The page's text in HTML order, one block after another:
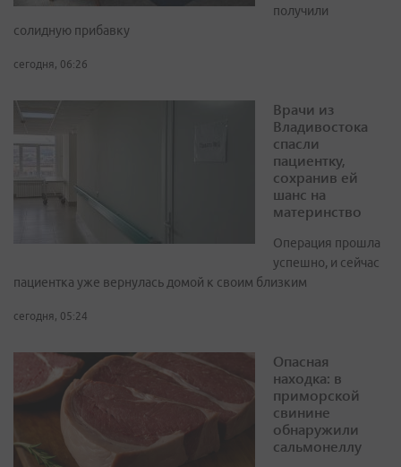
получили
солидную прибавку
сегодня, 06:26
Врачи из
Владивостока
спасли
пациентку,
сохранив ей
шанс на
материнство
Операция прошла
успешно, и сейчас
пациентка уже вернулась домой к своим близким
сегодня, 05:24
Опасная
находка: в
приморской
свинине
обнаружили
сальмонеллу